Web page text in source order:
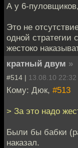
А у 6-
Это не
одной стратегии
жестоко
кратный двум »
#514 | 13.08.10 22:32
Кому: Дюк, #513
> За это надо
Были бы бабки
наказал.